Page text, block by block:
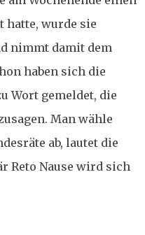
hatte, wurde sie
nimmt damit dem
haben sich die
Wort gemeldet, die
Man wähle
ab, lautet die
Reto Nause wird sich